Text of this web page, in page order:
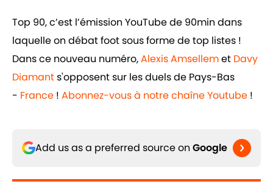
Top 90, c’est l’émission YouTube de 90min dans
laquelle on débat foot sous forme de top listes !
Dans ce nouveau numéro,Alexis Amsellemet Davy
Diamants'opposent sur les duels de Pays-Bas
- France ! Abonnez-vous à notre chaîne Youtube !
Add us as a preferred source on Google